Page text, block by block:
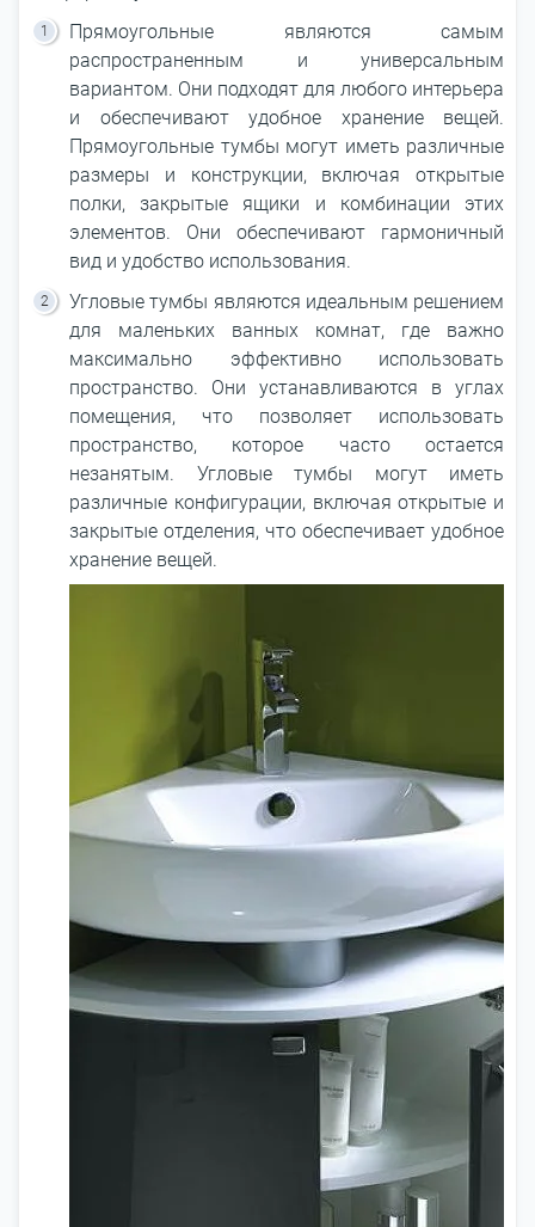
Прямоугольные являются самым
распространенным и универсальным
вариантом. Они подходят для любого интерьера
и обеспечивают удобное хранение вещей.
Прямоугольные тумбы могут иметь различные
размеры и конструкции, включая открытые
полки, закрытые ящики и комбинации этих
элементов. Они обеспечивают гармоничный
вид и удобство использования.
Угловые тумбы являются идеальным решением
для маленьких ванных комнат, где важно
максимально эффективно использовать
пространство. Они устанавливаются в углах
помещения, что позволяет использовать
пространство, которое часто остается
незанятым. Угловые тумбы могут иметь
различные конфигурации, включая открытые и
закрытые отделения, что обеспечивает удобное
хранение вещей.